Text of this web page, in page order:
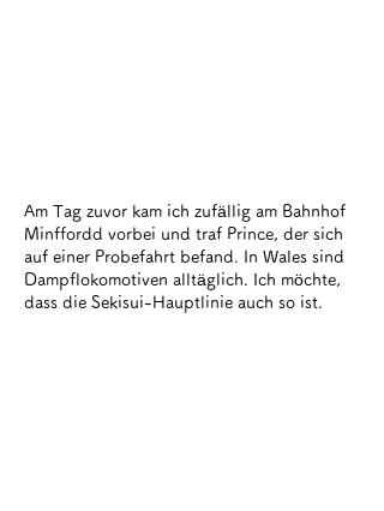
Am Tag zuvor kam ich zufällig am Bahnhof
Minffordd vorbei und traf Prince, der sich
auf einer Probefahrt befand. In Wales sind
Dampflokomotiven alltäglich. Ich möchte,
dass die Sekisui-Hauptlinie auch so ist.